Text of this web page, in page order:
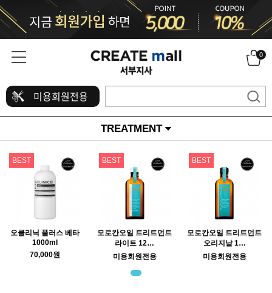
0
미용회원전용
TREATMENT
BEST
오클리닉 플러스 베타
1000ml
70,000원
BEST
모로칸오일 트리트먼트
라이트 12…
미용회원전용
BEST
모로칸오일 트리트먼트
오리지날 1…
미용회원전용